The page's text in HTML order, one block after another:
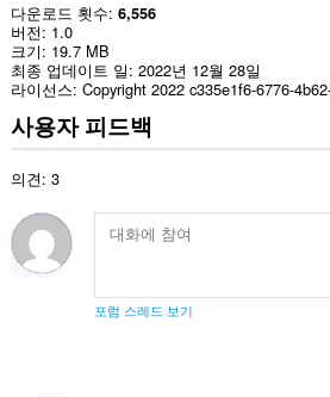
다운로드 횟수 6,556
버전 1.0
크기 19.7 MB
최종 업데이트 일 2022년 12월 28일
라이선스 Copyright 2022 c335e1f6-6776-
사용자 피드백
의견: 3
포럼 스레드 보기